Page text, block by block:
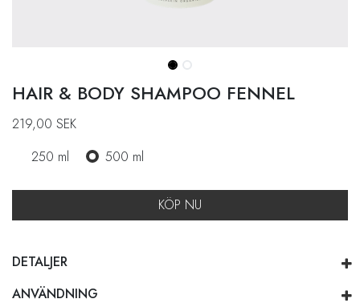
HAIR & BODY SHAMPOO FENNEL
219,00 SEK
250 ml
500 ml
KÖP NU
DETALJER
ANVÄNDNING